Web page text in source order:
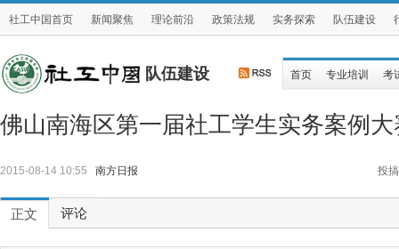
社工中国首页 新闻聚焦 理论前沿 政策法规 实务探索 队伍建设
队伍建设 首页 专业培训 考
佛山南海区第一届社工学生实务案例
2015-08-14 10:55 南方日报 投搞
正文 评论